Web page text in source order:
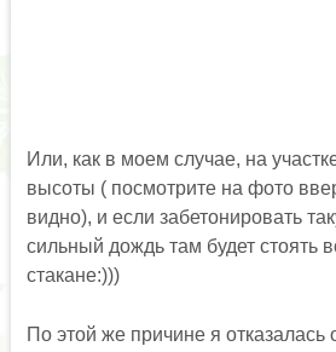
Или, как в моем случае, на
высоты ( посмотрите на фото
видно), и если забетонировать
сильный дождь там будет стоять
стакане:)))
По этой же причине я отказалась